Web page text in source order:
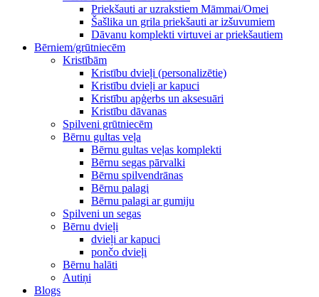
Priekšauti ar uzrakstiem Māmmai/Omei
Šašlika un grila priekšauti ar izšuvumiem
Dāvanu komplekti virtuvei ar priekšautiem
Bērniem/grūtniecēm
Kristībām
Kristību dvieļi (personalizētie)
Kristību dvieļi ar kapuci
Kristību apģerbs un aksesuāri
Kristību dāvanas
Spilveni grūtniecēm
Bērnu gultas veļa
Bērnu gultas veļas komplekti
Bērnu segas pārvalki
Bērnu spilvendrānas
Bērnu palagi
Bērnu palagi ar gumiju
Spilveni un segas
Bērnu dvieļi
dvieļi ar kapuci
pončo dvieļi
Bērnu halāti
Autiņi
Blogs